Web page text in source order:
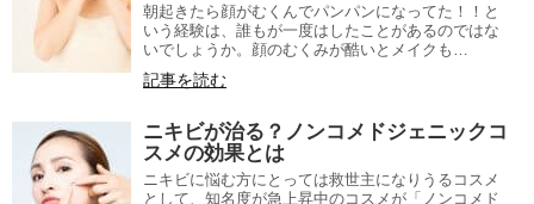
朝起きたら顔がむくんでパンパンになってた！！と
いう経験は、誰もが一度はしたことがあるのではな
いでしょうか。顔のむくみが酷いとメイクも…
記事を読む
ニキビが治る？ノンコメドジェニックコ
スメの効果とは
ニキビに悩む方にとっては救世主になりうるコスメ
として、知名度が急上昇中のコスメが「ノンコメド